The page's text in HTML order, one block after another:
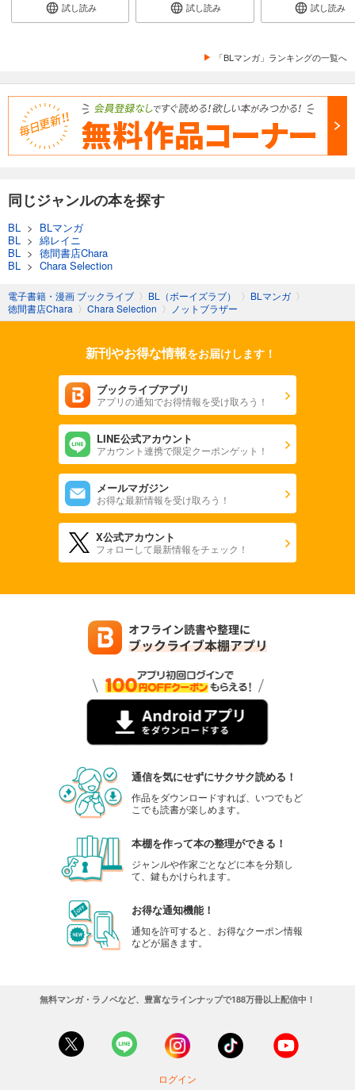
試し読み 試し読み 試し読み
「BLマンガ」ランキングの一覧へ
同じジャンルの本を探す
BL > BLマンガ
BL > 綿レイニ
BL > 徳間書店Chara
BL > Chara Selection
電子書籍・漫画 ブックライブ 〉 BL（ボーイズラブ） 〉 BLマンガ 〉
徳間書店Chara 〉 Chara Selection 〉 ノットブラザー
新刊やお得な情報をお届けします！
ブックライブアプリ
アプリの通知でお得情報を受け取ろう！
LINE公式アカウント
アカウント連携で限定クーポンゲット！
メールマガジン
お得な最新情報を受け取ろう！
X公式アカウント
フォローして最新情報をチェック！
通信を気にせずにサクサク読める！
作品をダウンロードすれば、いつでもど
こでも読書が楽しめます。
本棚を作って本の整理ができる！
ジャンルや作家ごとなどに本を分類し
て、鍵もかけられます。
お得な通知機能！
通知を許可すると、お得なクーポン情報
などが届きます。
無料マンガ・ラノベなど、豊富なラインナップで188万冊以上配信中！
ログイン